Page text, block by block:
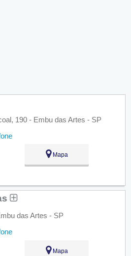
190 - Embu das Artes - SP
Mapa
das Artes - SP
Mapa